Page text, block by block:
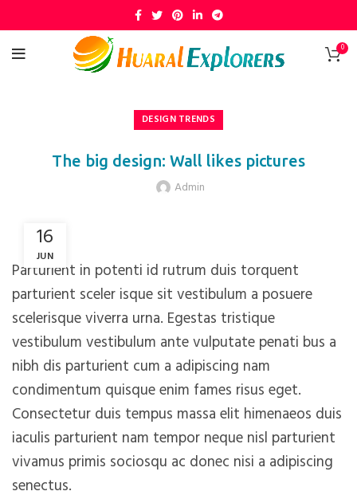
0
DESIGN TRENDS
The big design: Wall likes pictures
Admin
16
JUN
Parturient in potenti id rutrum duis torquent
parturient sceler isque sit vestibulum a posuere
scelerisque viverra urna. Egestas tristique
vestibulum vestibulum ante vulputate penati bus a
nibh dis parturient cum a adipiscing nam
condimentum quisque enim fames risus eget.
Consectetur duis tempus massa elit himenaeos duis
iaculis parturient nam tempor neque nisl parturient
vivamus primis sociosqu ac donec nisi a adipiscing
senectus.